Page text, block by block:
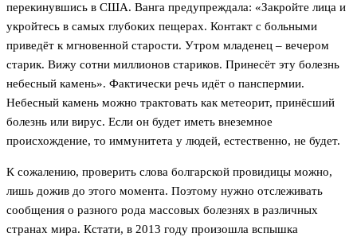
перекинувшись в США. Ванга предупреждала: «Закройте лица и
укройтесь в самых глубоких пещерах. Контакт с больными
приведёт к мгновенной старости. Утром младенец – вечером
старик. Вижу сотни миллионов стариков. Принесёт эту болезнь
небесный камень». Фактически речь идёт о панспермии.
Небесный камень можно трактовать как метеорит, принёсший
болезнь или вирус. Если он будет иметь внеземное
происхождение, то иммунитета у людей, естественно, не будет.
К сожалению, проверить слова болгарской провидицы можно,
лишь дожив до этого момента. Поэтому нужно отслеживать
сообщения о разного рода массовых болезнях в различных
странах мира. Кстати, в 2013 году произошла вспышка